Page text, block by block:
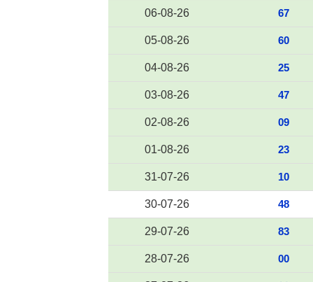
06-08-26 67
05-08-26 60
04-08-26 25
03-08-26 47
02-08-26 09
01-08-26 23
31-07-26 10
30-07-26 48
29-07-26 83
28-07-26 00